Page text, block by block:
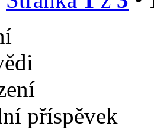
příspěvek